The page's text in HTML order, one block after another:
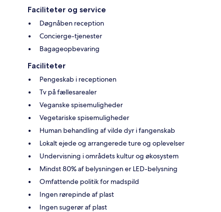
Faciliteter og service
Døgnåben reception
Concierge-tjenester
Bagageopbevaring
Faciliteter
Pengeskab i receptionen
Tv på fællesarealer
Veganske spisemuligheder
Vegetariske spisemuligheder
Human behandling af vilde dyr i fangenskab
Lokalt ejede og arrangerede ture og oplevelser
Undervisning i områdets kultur og økosystem
Mindst 80% af belysningen er LED-belysning
Omfattende politik for madspild
Ingen rørepinde af plast
Ingen sugerør af plast